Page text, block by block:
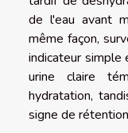
de l'eau avant
même façon,
indicateur
urine claire
hydratation,
signe de